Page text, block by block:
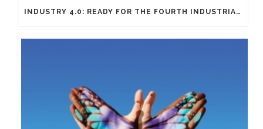
INDUSTRY 4.0: READY FOR THE FOURTH INDUSTRIAL REVOLUTION?